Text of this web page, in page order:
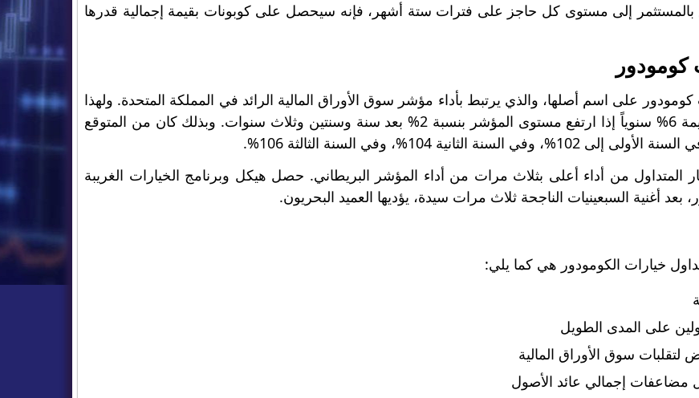
بالمستثمر إلى مستوى كل حاجز على فترات ستة أشهر، فإنه سيحصل على كوبونات بقيمة إجمالية قدرها
كومودور
على اسم أصلها، والذي يرتبط بأداء مؤشر سوق الأوراق المالية الرائد في المملكة المتحدة. ولهذا
تم دفع قسيمة بقيمة 6% سنوياً إذا ارتفع مستوى المؤشر بنسبة 2% بعد سنة وسنتين وثلاث سنوات. وبذلك كان من المتوقع
الثانية 104%، وفي السنة الثالثة 106%.
المتداول من أداء أعلى بثلاث مرات من أداء المؤشر البريطاني. حصل هيكل وبرنامج الخيارات الغريبة
أغنية السبعينيات الناجحة ثلاث مرات سيدة، يؤديها العميد البحريون.
خيارات الكومودور هي كما يلي:
على المدى الطويل
لتقلبات سوق الأوراق المالية
مضاعفات إجمالي عائد الأصول